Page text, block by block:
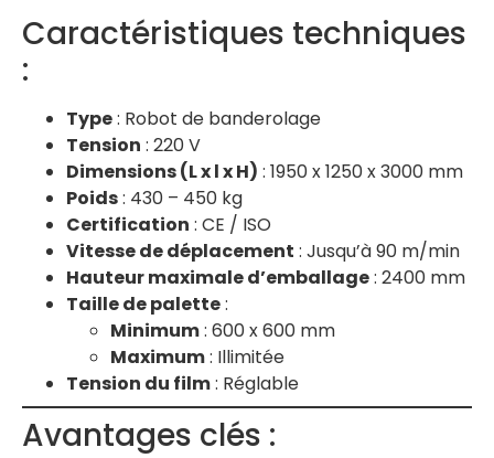
Caractéristiques techniques
:
Type: Robot de banderolage
Tension : 220 V
Dimensions (L x l x H) : 1950 x 1250 x 3000 mm
Poids: 430 – 450 kg
Certification : CE / ISO
Vitesse de déplacement : Jusqu’à 90 m/min
Hauteur maximale d’emballage: 2400 mm
Taille de palette:
Minimum: 600 x 600 mm
Maximum: Illimitée
Tension du film: Réglable
Avantages clés :